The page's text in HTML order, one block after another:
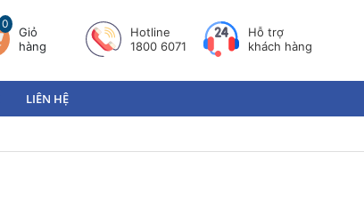
0
Giỏ
hàng
Hotline
1800 6071
Hỗ trợ
khách hàng
LIÊN HỆ